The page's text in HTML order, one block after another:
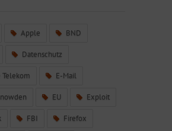
Apple BND
Datenschutz
Telekom E-Mail
EU Exploit
FBI Firefox